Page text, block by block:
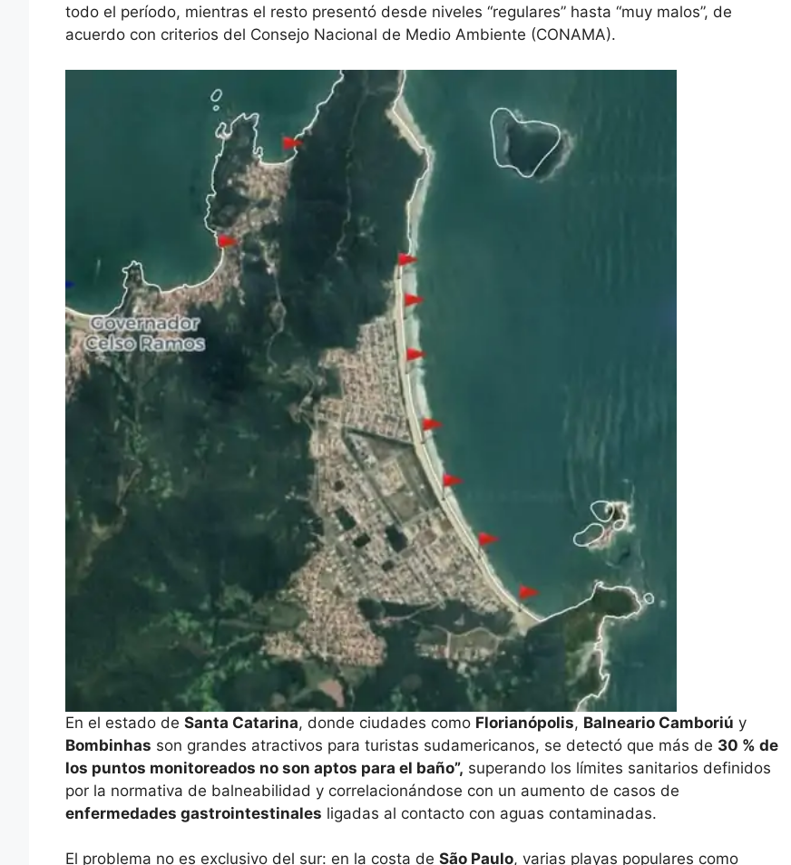
todo el período, mientras el resto presentó desde niveles “regulares” hasta “muy malos”, de
acuerdo con criterios del Consejo Nacional de Medio Ambiente (CONAMA).
En el estado de Santa Catarina, donde ciudades como Florianópolis, Balneario Camboriú y
Bombinhas son grandes atractivos para turistas sudamericanos, se detectó que más de 30 % de
los puntos monitoreados no son aptos para el baño”, superando los límites sanitarios definidos
por la normativa de balneabilidad y correlacionándose con un aumento de casos de
enfermedades gastrointestinales ligadas al contacto con aguas contaminadas.
El problema no es exclusivo del sur: en la costa de São Paulo, varias playas populares como